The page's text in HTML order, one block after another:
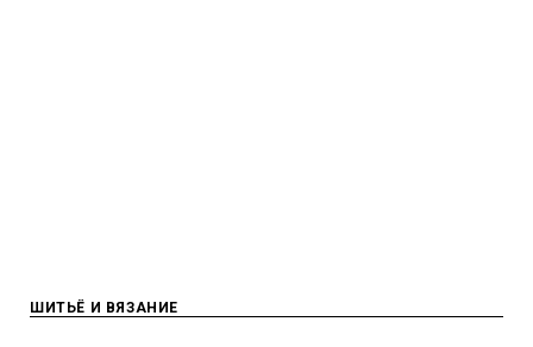
ШИТЬЁ И ВЯЗАНИЕ